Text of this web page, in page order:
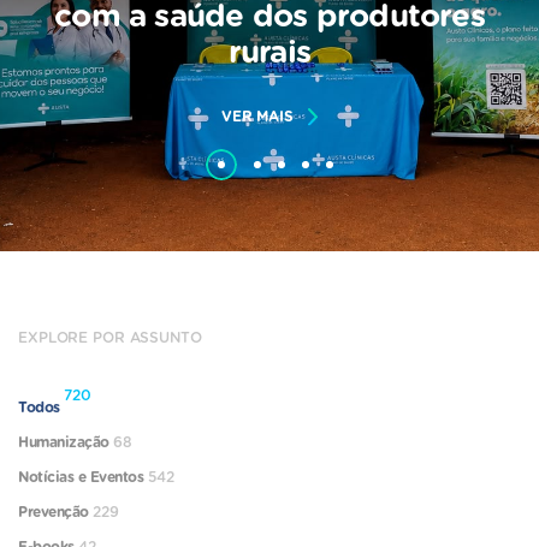
com a saúde dos produtores
rurais
VER MAIS
EXPLORE POR ASSUNTO
Todos
720
Humanização 68
Notícias e Eventos 542
Prevenção 229